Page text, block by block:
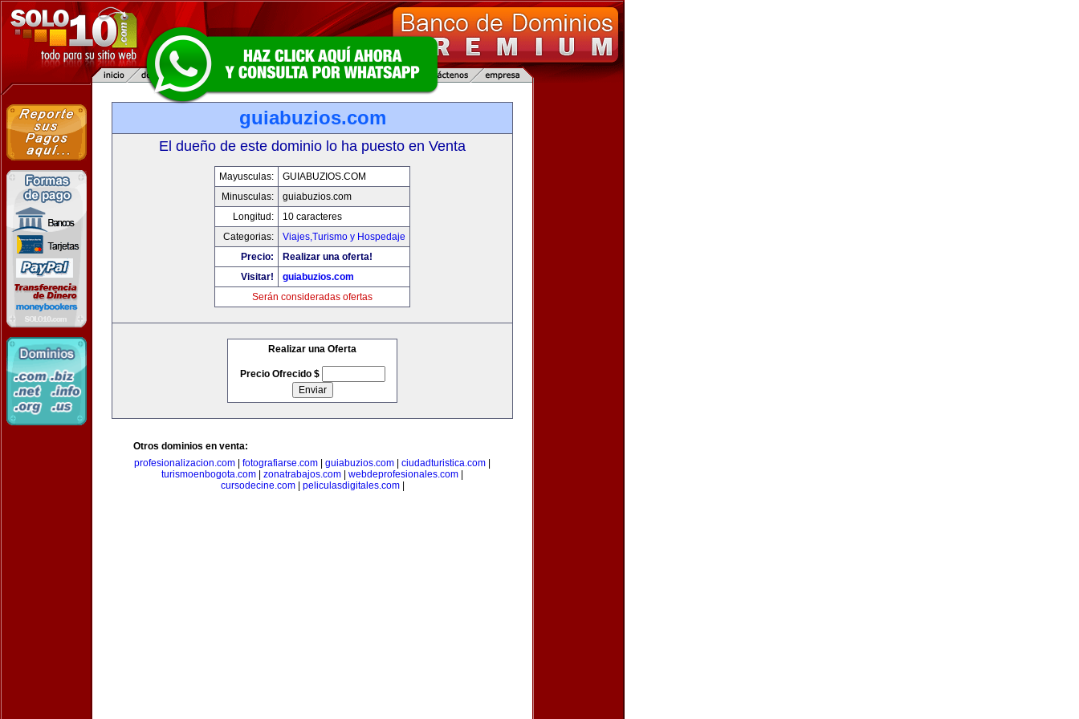
guiabuzios.com
El dueño de este dominio lo ha puesto en Venta
Mayusculas:
GUIABUZIOS.COM
Minusculas:
guiabuzios.com
Longitud:
10 caracteres
Categorias:
Viajes,Turismo y Hospedaje
Precio:
Realizar una oferta!
Visitar!
guiabuzios.com
Serán consideradas ofertas
Realizar una Oferta
Precio Ofrecido $
Otros dominios en venta:
profesionalizacion.com
fotografiarse.com guiabuzios.com ciudadturistica.com
turismoenbogota.com
zonatrabajos.com webdeprofesionales.com
cursodecine.com| peliculasdigitales.com|